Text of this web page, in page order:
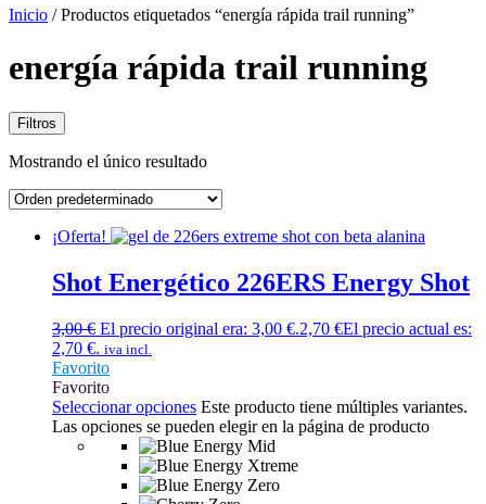
Inicio / Productos etiquetados “energía rápida trail running”
energía rápida trail running
Filtros
Mostrando el único resultado
¡Oferta!
Shot Energético 226ERS Energy Shot
3,00€ El precio original era: 3,00 €.2,70 €El precio actual es:
2,70 €. iva incl.
Favorito
Favorito
Seleccionar opciones Este producto tiene múltiples variantes.
Las opciones se pueden elegir en la página de producto